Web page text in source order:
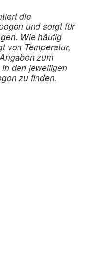
die
und sorgt für
Wie häufig
von Temperatur,
zum
den jeweiligen
zu finden.